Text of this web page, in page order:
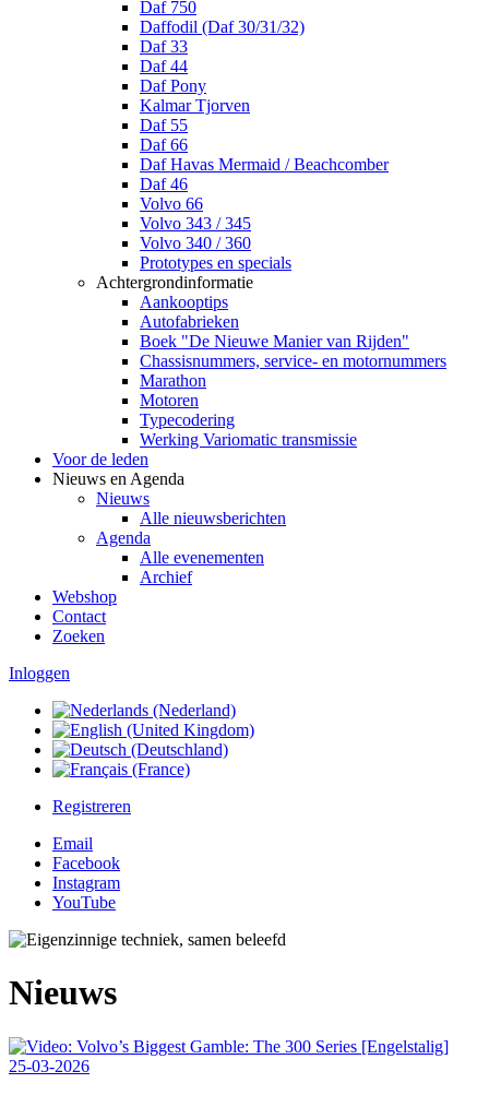
Daf 750
Daffodil (Daf 30/31/32)
Daf 33
Daf 44
Daf Pony
Kalmar Tjorven
Daf 55
Daf 66
Daf Havas Mermaid / Beachcomber
Daf 46
Volvo 66
Volvo 343 / 345
Volvo 340 / 360
Prototypes en specials
Achtergrondinformatie
Aankooptips
Autofabrieken
Boek "De Nieuwe Manier van Rijden"
Chassisnummers, service- en motornummers
Marathon
Motoren
Typecodering
Werking Variomatic transmissie
Voor de leden
Nieuws en Agenda
Nieuws
Alle nieuwsberichten
Agenda
Alle evenementen
Archief
Webshop
Contact
Zoeken
Inloggen
Registreren
Email
Facebook
Instagram
YouTube
Nieuws
25-03-2026